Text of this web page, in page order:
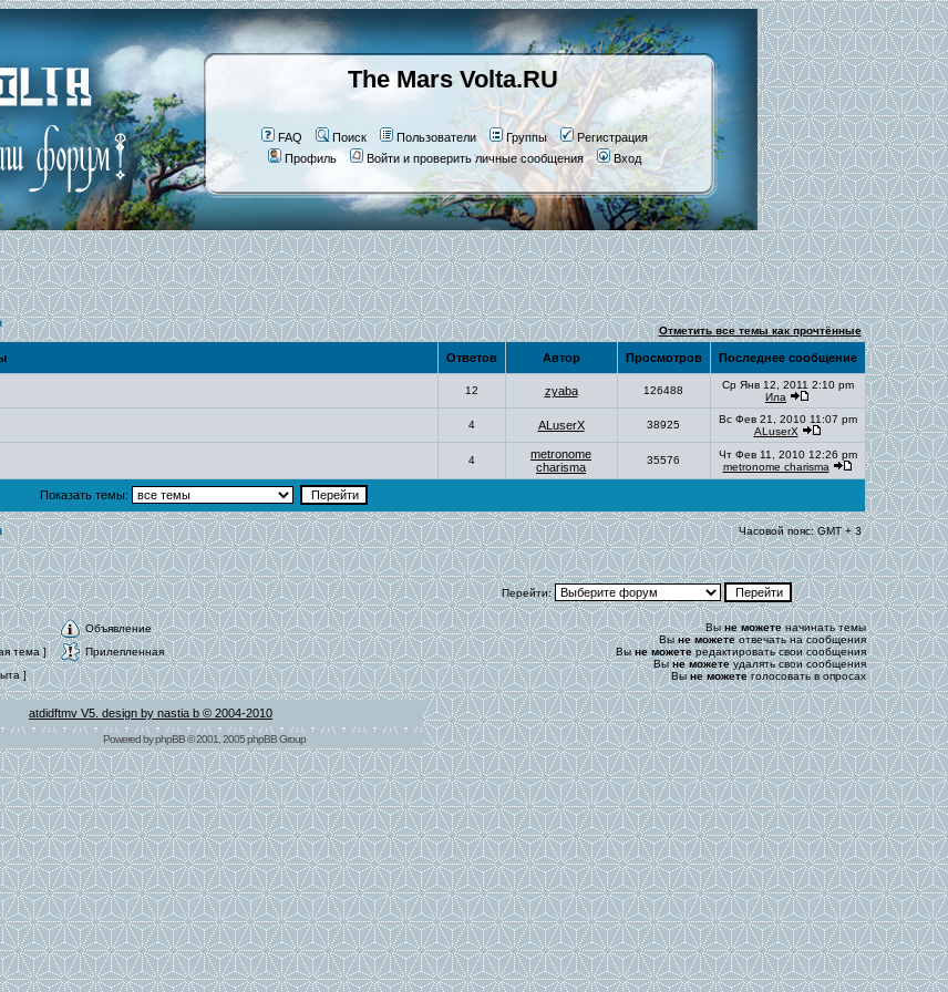
The Mars Volta.RU
FAQ Поиск Пользователи Группы
Регистрация
Профиль
Войти и проверить личные сообщения Вход
Отметить все темы как прочтённые
Ответов Автор Просмотров Последнее сообщение
12 zyaba 126488
Ср Янв 12, 2011 2:10 pm
Ила
4 ALuserX 38925
Вс Фев 21, 2010 11:07 pm
ALuserX
4
metronome
charisma
35576
Чт Фев 11, 2010 12:26 pm
metronome charisma
Показать темы:
Часовой пояс: GMT + 3
Перейти:
Объявление
тема ]
Прилепленная
]
Выне можетеначинать темы
Выне можетеотвечать на сообщения
Выне можетередактировать свои сообщения
Выне можетеудалять свои сообщения
Вы не можетеголосовать в опросах
atdidftmv V5. design by nastia b © 2004-2010
Powered byphpBB© 2001, 2005 phpBB Group